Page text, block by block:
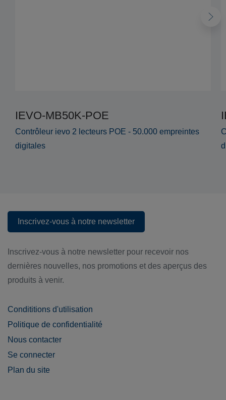
IEVO-MB50K-POE
Contrôleur ievo 2 lecteurs POE - 50.000 empreintes
digitales
Inscrivez-vous à notre newsletter
Inscrivez-vous à notre newsletter pour recevoir nos
dernières nouvelles, nos promotions et des aperçus des
produits à venir.
Condititions d'utilisation
Politique de confidentialité
Nous contacter
Se connecter
Plan du site